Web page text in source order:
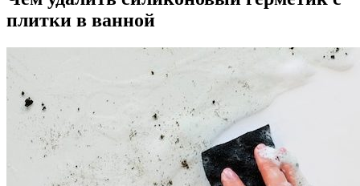
плитки в ванной